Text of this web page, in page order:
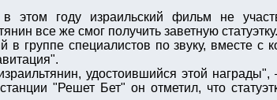
этом году израильский фильм не
все же смог получить заветную статуэтку.
группе специалистов по звуку, вместе с
удостоившийся этой
"Решет Бет" он отметил, что